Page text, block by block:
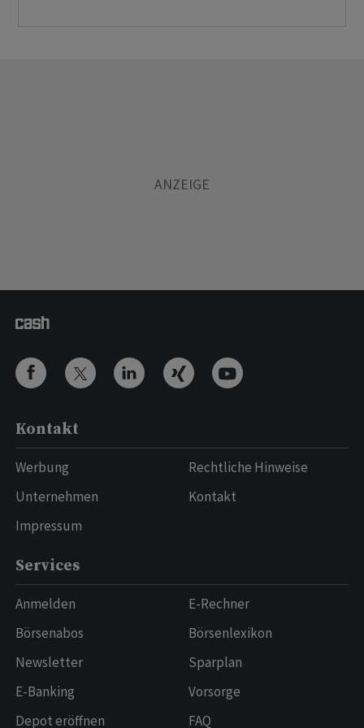
Kontakt
Werbung
Unternehmen
Impressum
Rechtliche Hinweise
Kontakt
Services
Anmelden
Börsenabos
Newsletter
E-Banking
Depot eröffnen
E-Rechner
Börsenlexikon
Sparplan
Vorsorge
FAQ